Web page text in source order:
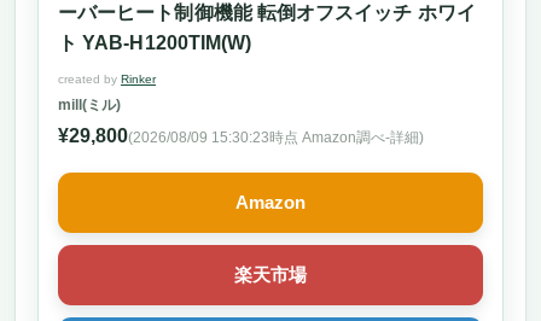
ーバーヒート制御機能 転倒オフスイッチ ホワイ
ト YAB-H1200TIM(W)
created by Rinker
mill(ミル)
¥29,800(2026/08/09 15:30:23時点 Amazon調べ-詳細)
Amazon
楽天市場